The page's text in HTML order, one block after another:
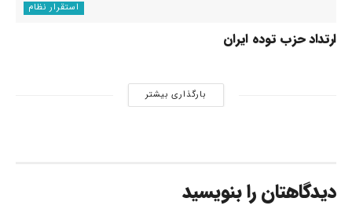
استقرار نظام
ارتداد حزب توده ایران
بارگذاری بیشتر
دیدگاهتان را بنویسید